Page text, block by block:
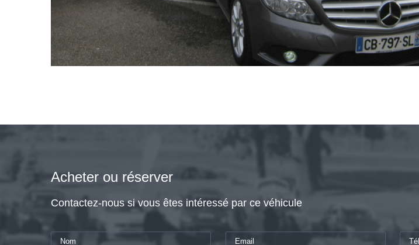
Acheter ou réserver
Contactez-nous si vous êtes intéressé par ce véhicule